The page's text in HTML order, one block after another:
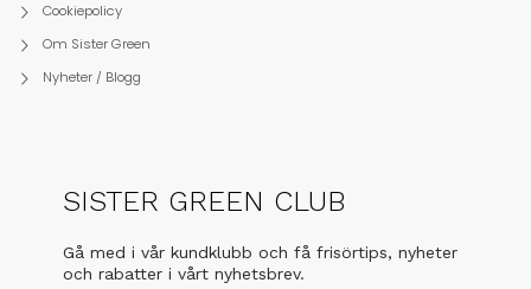
Cookiepolicy
Om Sister Green
Nyheter / Blogg